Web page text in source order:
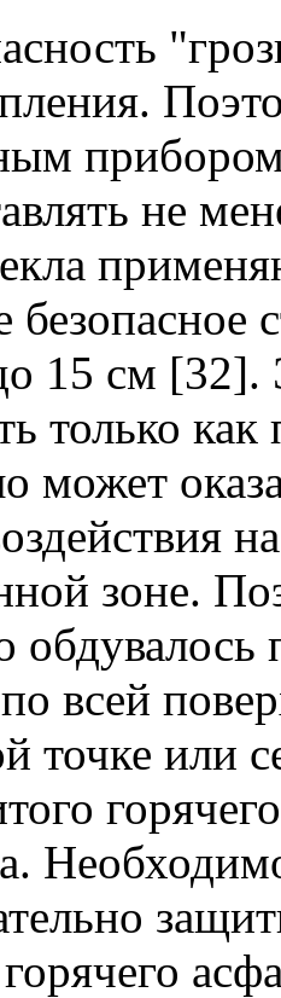
не
15 см
только
может
зоне.
обдувалось
всей
точке или